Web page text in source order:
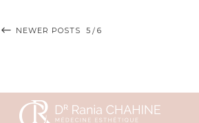
NEWER POSTS 5 6